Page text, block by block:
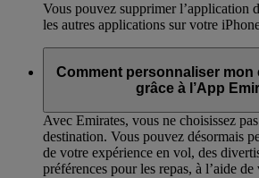
Vous pouvez supprimer l’application
les autres applications sur votre
Comment personnaliser mon
grâce à l’App
Avec Emirates, vous ne choisissez
destination. Vous pouvez désormais
de votre expérience en vol, des
préférences pour les repas, à l’aide